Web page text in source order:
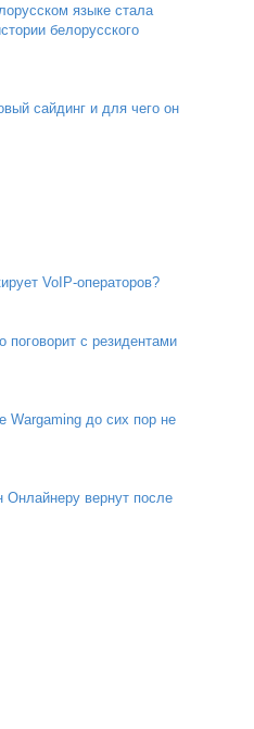
языке стала
белорусского
сайдинг и для чего он
VoIP-операторов?
поговорит с резидентами
Wargaming до сих пор не
Онлайнеру вернут после